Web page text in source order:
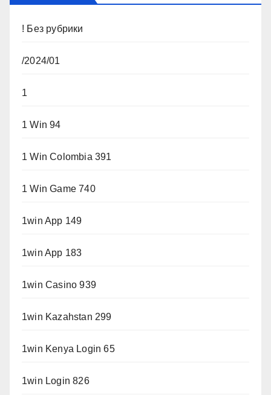
! Без рубрики
/2024/01
1
1 Win 94
1 Win Colombia 391
1 Win Game 740
1win App 149
1win App 183
1win Casino 939
1win Kazahstan 299
1win Kenya Login 65
1win Login 826